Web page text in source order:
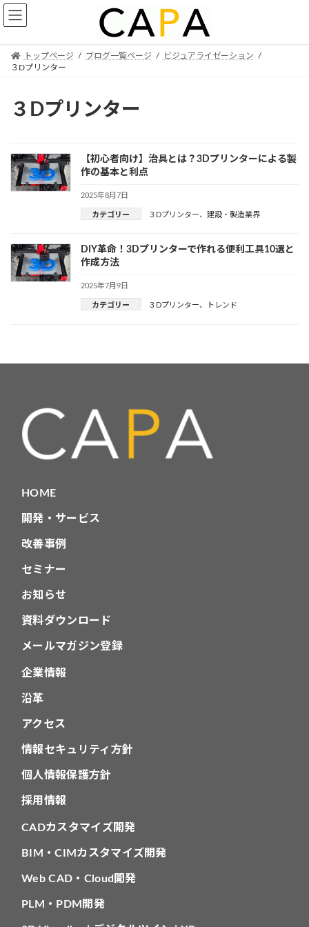
Skip
the
Skip
the
トップページ ブログ一覧ページ
ビジュアライゼーション
３Dプリンター
３Dプリンター
【初心者向け】治具とは？3Dプリンターによる製
作の基本と利点
2025年8月7日
カテゴリー ３Dプリンター、 建設・製造業界
DIY革命！3Dプリンターで作れる便利工具10選と
作成方法
2025年7月9日
カテゴリー ３Dプリンター、 トレンド
HOME
開発・サービス
改善事例
セミナー
お知らせ
資料ダウンロード
メールマガジン登録
企業情報
沿革
アクセス
情報セキュリティ方針
個人情報保護方針
採用情報
CADカスタマイズ開発
BIM・CIMカスタマイズ開発
Web CAD・Cloud開発
PLM・PDM開発